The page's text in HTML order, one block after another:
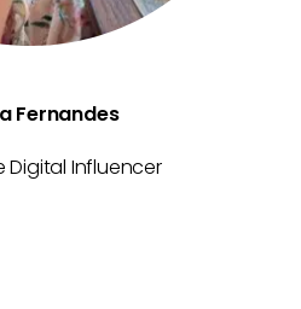
Fernandes
Digital Influencer